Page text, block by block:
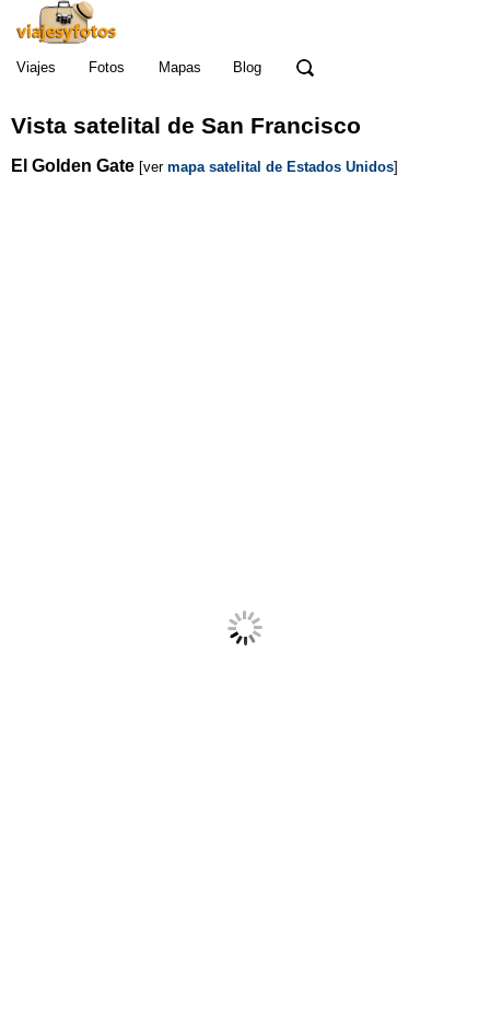
Viajes Fotos Mapas Blog
Vista satelital de San Francisco
El Golden Gate [ver mapa satelital de Estados Unidos]